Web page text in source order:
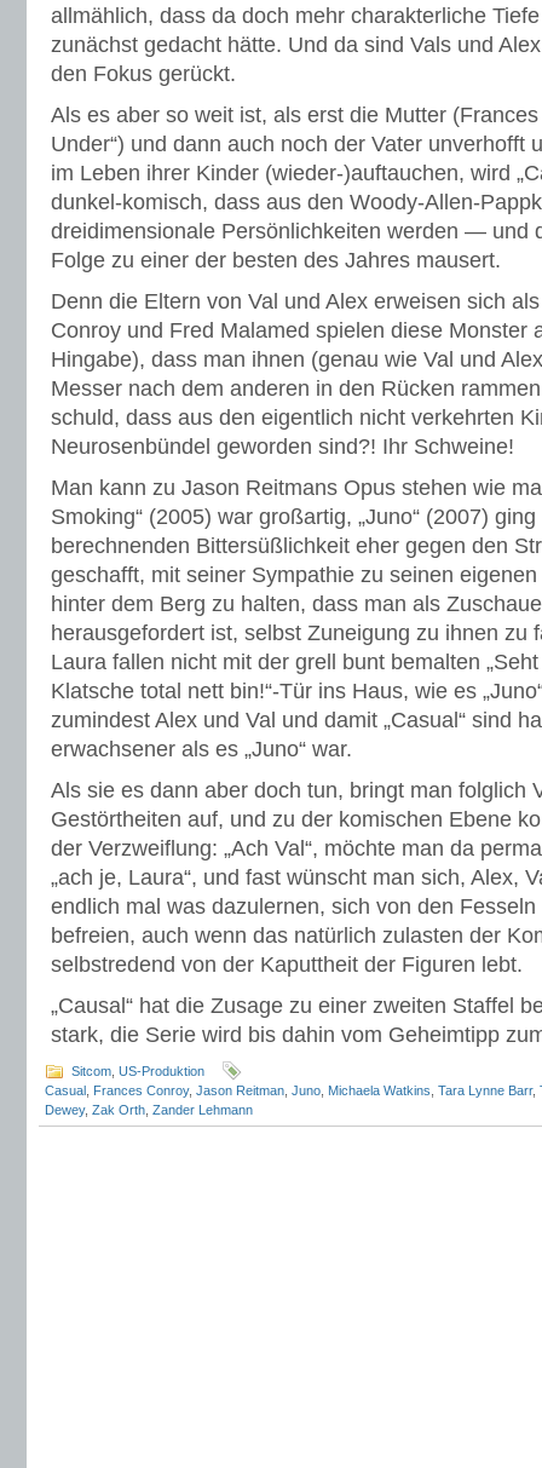
allmählich, dass da doch mehr charakterliche
zunächst gedacht hätte. Und da sind Vals und
den Fokus gerückt.
Als es aber so weit ist, als erst die Mutter
Under“) und dann auch noch der Vater unverhofft
im Leben ihrer Kinder (wieder-)auftauchen, wird
dunkel-komisch, dass aus den Woody-Allen-
dreidimensionale Persönlichkeiten werden — und
Folge zu einer der besten des Jahres mausert.
Denn die Eltern von Val und Alex erweisen sich
Conroy und Fred Malamed spielen diese Monster
Hingabe), dass man ihnen (genau wie Val und
Messer nach dem anderen in den Rücken
schuld, dass aus den eigentlich nicht verkehrten
Neurosenbündel geworden sind?! Ihr Schweine!
Man kann zu Jason Reitmans Opus stehen wie
Smoking“ (2005) war großartig, „Juno“ (2007)
berechnenden Bittersüßlichkeit eher gegen den
geschafft, mit seiner Sympathie zu seinen
hinter dem Berg zu halten, dass man als
herausgefordert ist, selbst Zuneigung zu ihnen zu
Laura fallen nicht mit der grell bunt bemalten
Klatsche total nett bin!“-Tür ins Haus, wie es
zumindest Alex und Val und damit „Casual“ sind
erwachsener als es „Juno“ war.
Als sie es dann aber doch tun, bringt man folglich
Gestörtheiten auf, und zu der komischen Ebene
der Verzweiflung: „Ach Val“, möchte man da
„ach je, Laura“, und fast wünscht man sich, Alex,
endlich mal was dazulernen, sich von den
befreien, auch wenn das natürlich zulasten der
selbstredend von der Kaputtheit der Figuren lebt.
„Causal“ hat die Zusage zu einer zweiten Staffel
stark, die Serie wird bis dahin vom Geheimtipp
Sitcom US-Produktion
Casual Frances Conroy, Jason Reitman Juno Michaela Watkins Tara Lynne Barr,
Dewey, Zak Orth Zander Lehmann